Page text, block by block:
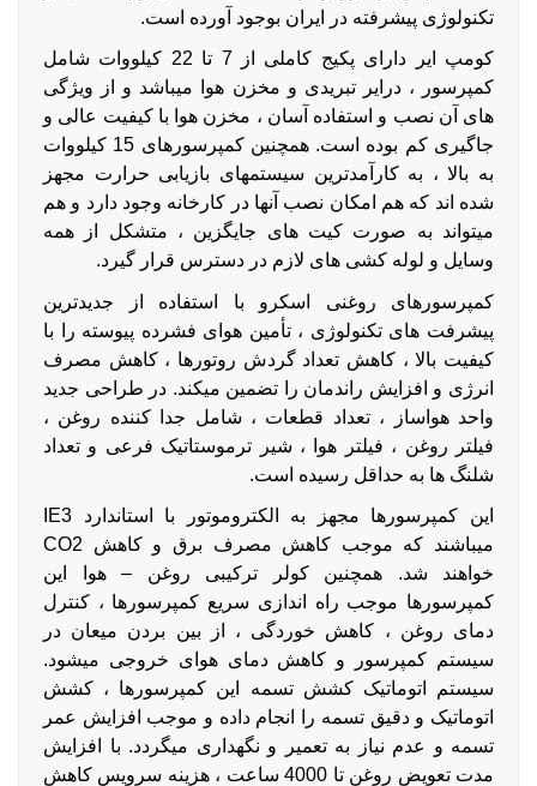
تکنولوژی پیشرفته در ایران بوجود آورده است.
کومپ ایر دارای پکیج کاملی از 7 تا 22 کیلووات شامل
کمپرسور ، درایر تبریدی و مخزن هوا میباشد و از ویژگی
های آن نصب و استفاده آسان ، مخزن هوا با کیفیت عالی و
جاگیری کم بوده است. همچنین کمپرسورهای 15 کیلووات
به بالا ، به کارآمدترین سیستمهای بازیابی حرارت مجهز
شده اند که هم امکان نصب آنها در کارخانه وجود دارد و هم
میتواند به صورت کیت های جایگزین ، متشکل از همه
وسایل و لوله کشی های لازم در دسترس قرار گیرد.
کمپرسورهای روغنی اسکرو با استفاده از جدیدترین
پیشرفت های تکنولوژی ، تأمین هوای فشرده پیوسته را با
کیفیت بالا ، کاهش تعداد گردش روتورها ، کاهش مصرف
انرژی و افزایش راندمان را تضمین میکند. در طراحی جدید
واحد هواساز ، تعداد قطعات ، شامل جدا کننده روغن ،
فیلتر روغن ، فیلتر هوا ، شیر ترموستاتیک فرعی و تعداد
شلنگ ها به حداقل رسیده است.
این کمپرسورها مجهز به الکتروموتور با استاندارد IE3
میباشند که موجب کاهش مصرف برق و کاهش CO2
خواهند شد. همچنین کولر ترکیبی روغن – هوا این
کمپرسورها موجب راه اندازی سریع کمپرسورها ، کنترل
دمای روغن ، کاهش خوردگی ، از بین بردن میعان در
سیستم کمپرسور و کاهش دمای هوای خروجی میشود.
سیستم اتوماتیک کشش تسمه این کمپرسورها ، کشش
اتوماتیک و دقیق تسمه را انجام داده و موجب افزایش عمر
تسمه و عدم نیاز به تعمیر و نگهداری میگردد. با افزایش
مدت تعویض روغن تا 4000 ساعت ، هزینه سرویس کاهش